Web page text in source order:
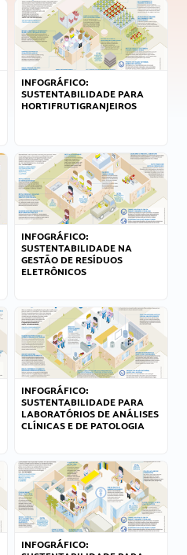
INFOGRÁFICO:
SUSTENTABILIDADE PARA
HORTIFRUTIGRANJEIROS
INFOGRÁFICO:
SUSTENTABILIDADE NA
GESTÃO DE RESÍDUOS
ELETRÔNICOS
INFOGRÁFICO:
SUSTENTABILIDADE PARA
LABORATÓRIOS DE ANÁLISES
CLÍNICAS E DE PATOLOGIA
INFOGRÁFICO: